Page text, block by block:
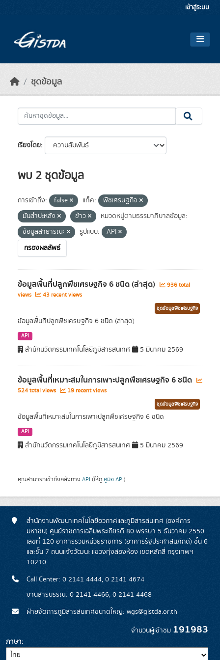
เข้าสู่ระบบ
ชุดข้อมูล
เรียงโดย
พบ 2 ชุดข้อมูล
การเข้าถึง: false แท็ค:
พืชเศรษฐกิจ
มันสำปะหลัง
ข้าว
หมวดหมู่ตามธรรมาภิบาลข้อมูล:
ข้อมูลสาธารณะ
รูปแบบ:
API
กรองผลลัพธ์
ข้อมูลพื้นที่ปลูกพืชเศรษฐกิจ 6 ชนิด (ล่าสุด)
936 total
views
43 recent views
ชุดข้อมูลพืชเศรษฐกิจ
ข้อมูลพื้นที่ปลูกพืชเศรษฐกิจ 6 ชนิด (ล่าสุด)
API
สำนักนวัตกรรมเทคโนโลยีภูมิสารสนเทศ 5 มีนาคม 2569
ข้อมูลพื้นที่เหมาะสมในการเพาะปลูกพืชเศรษฐกิจ 6 ชนิด
524 total views 19 recent views
ชุดข้อมูลพืชเศรษฐกิจ
ข้อมูลพื้นที่เหมาะสมในการเพาะปลูกพืชเศรษฐกิจ 6 ชนิด
API
สำนักนวัตกรรมเทคโนโลยีภูมิสารสนเทศ 5 มีนาคม 2569
คุณสามารถเข้าถึงคลังทาง API (ให้ดู คู่มือ API).
สำนักงานพัฒนาเทคโนโลยีอวกาศและภูมิสารสนเทศ (องค์การ
มหาชน) ศูนย์ราชการเฉลิมพระเกียรติ 80 พรรษา 5 ธันวาคม 2550
เลขที่ 120 อาคารรวมหน่วยราชการ (อาคารรัฐประศาสนภักดี) ชั้น 6
และชั้น 7 ถนนแจ้งวัฒนะ แขวงทุ่งสองห้อง เขตหลักสี่ กรุงเทพฯ
10210
Call Center: 0 2141 4444, 0 2141 4674
งานสารบรรณ: 0 2141 4466, 0 2141 4468
ฝ่ายจัดการภูมิสารสนเทศขนาดใหญ่: wgs@gistda.or.th
จำนวนผู้เข้าชม 191983
ภาษา